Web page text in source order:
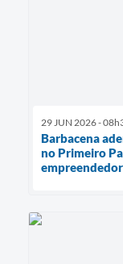
29 JUN 2026 -
Barbacena
no Primeiro